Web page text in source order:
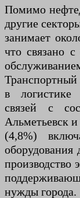
Помимо
другие
занимает
что связано
в логистике
связей с
Альметьевск
(4,8%)
оборудования
производство
нужды города.